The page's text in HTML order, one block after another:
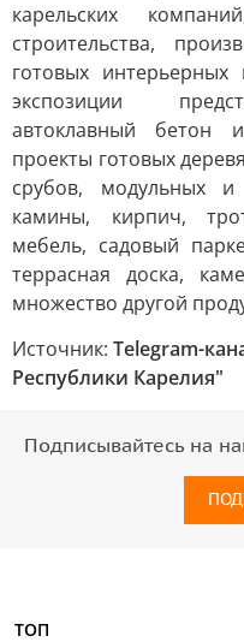
карельских
строительства,
готовых
экспозиции
автоклавный бетон
проекты готовых
срубов, модульных
камины, кирпич,
мебель, садовый
террасная доска,
множество другой
Источник: Telegram-
Республики Карелия"
Подписывайтесь на
ТОП